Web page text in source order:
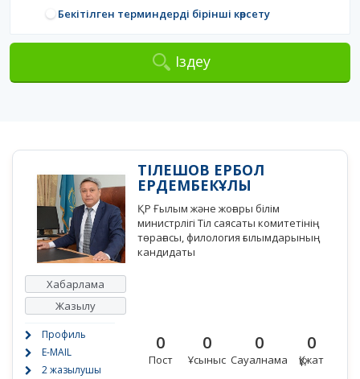
Бекітілген терминдерді бірінші көрсету
Іздеу
Хабарлама
Жазылу
Профиль
E-MAIL
2 жазылушы
ТІЛЕШОВ ЕРБОЛ
ЕРДЕМБЕКҰЛЫ
ҚР Ғылым және жоғары білім
министрлігі Тіл саясаты комитетінің
төрағасы, филология ғылымдарының
кандидаты
0
Пост
0
Ұсыныс
0
Сауалнама
0
Құжат